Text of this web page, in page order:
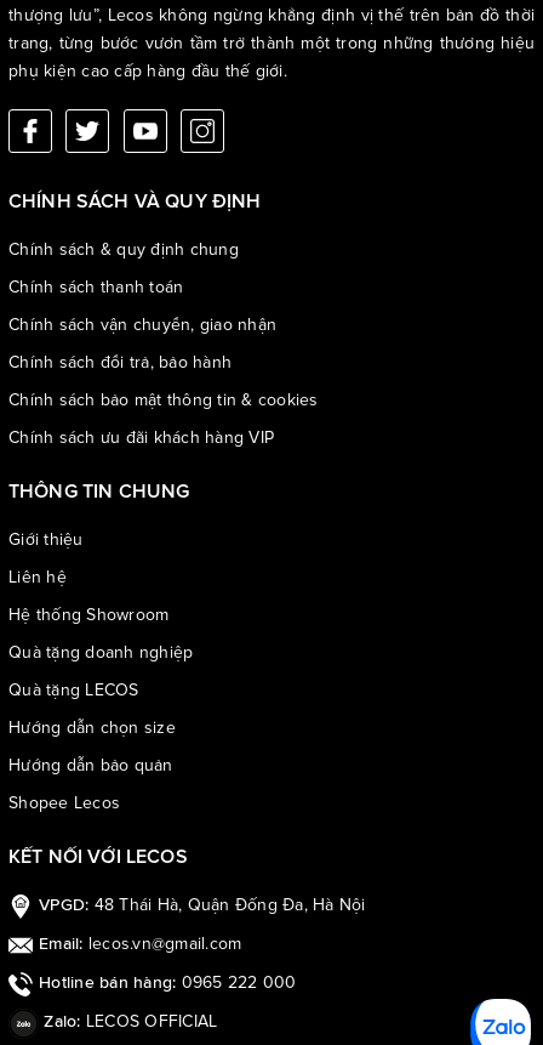
thượng lưu”, Lecos không ngừng khẳng định vị thế trên bản đồ thời
trang, từng bước vươn tầm trở thành một trong những thương hiệu
phụ kiện cao cấp hàng đầu thế giới.
CHÍNH SÁCH VÀ QUY ĐỊNH
Chính sách & quy định chung
Chính sách thanh toán
Chính sách vận chuyển, giao nhận
Chính sách đổi trả, bảo hành
Chính sách bảo mật thông tin & cookies
Chính sách ưu đãi khách hàng VIP
THÔNG TIN CHUNG
Giới thiệu
Liên hệ
Hệ thống Showroom
Quà tặng doanh nghiệp
Quà tặng LECOS
Hướng dẫn chọn size
Hướng dẫn bảo quản
Shopee Lecos
KẾT NỐI VỚI LECOS
VPGD: 48 Thái Hà, Quận Đống Đa, Hà Nội
Email: lecos.vn@gmail.com
Hotline bán hàng: 0965 222 000
Zalo: LECOS OFFICIAL